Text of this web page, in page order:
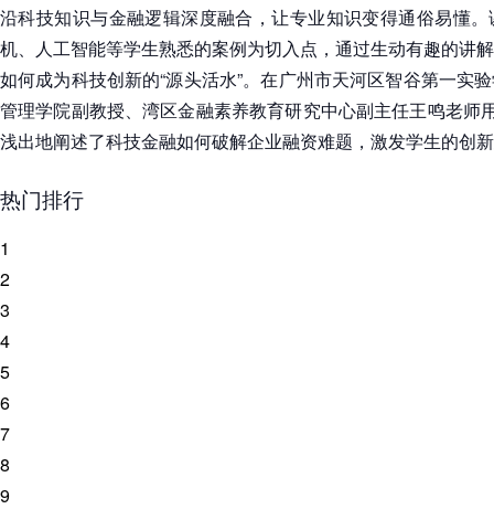
沿科技知识与金融逻辑深度融合，让专业知识变得通俗易懂
机、人工智能等学生熟悉的案例为切入点，通过生动有趣的讲
如何成为科技创新的“源头活水”。在广州市天河区智谷第一实
管理学院副教授、湾区金融素养教育研究中心副主任王鸣老师
浅出地阐述了科技金融如何破解企业融资难题，激发学生的创
热门排行
1
2
3
4
5
6
7
8
9